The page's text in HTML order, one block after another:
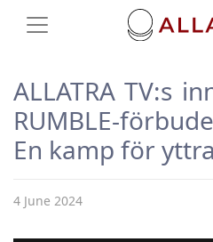
ALLATRA TV:s
RUMBLE-
En kamp för
4 June 2024